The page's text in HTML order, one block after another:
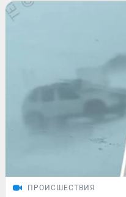
ПРОИСШЕСТВИЯ